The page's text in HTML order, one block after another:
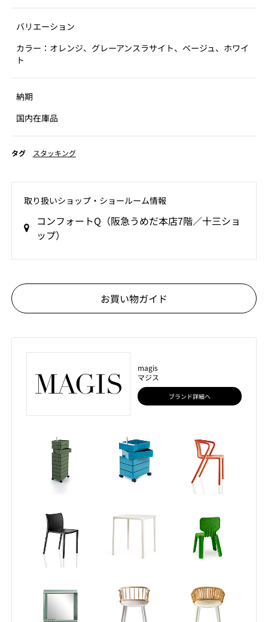
バリエーション
カラー：オレンジ、グレーアンスラサイト、ベージュ、ホワイ
ト
納期
国内在庫品
タグ スタッキング
取り扱いショップ‧ショールーム情報
コンフォートQ（阪急うめだ本店7階／十三ショ
ップ）
お買い物ガイド
magis
マジス
ブランド詳細へ